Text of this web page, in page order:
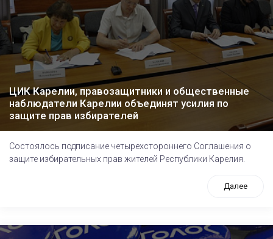
ЦИК Карелии, правозащитники и общественные
наблюдатели Карелии объединят усилия по
защите прав избирателей
Состоялось подписание четырехстороннего Соглашения о
защите избирательных прав жителей Республики Карелия.
Далее